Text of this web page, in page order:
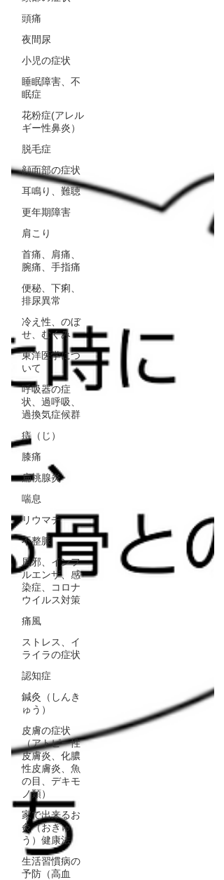
頭痛
夜間尿
小児の症状
睡眠障害、不
眠症
花粉症(アレル
ギー性鼻炎）
脱毛症
顔面部の症状
耳鳴り、難聴
更年期障害
肩こり
首痛、肩痛、
腕痛、手指痛
便秘、下痢、
排尿異常
冷え性、のぼ
せ、むくみ
東洋医学につ
いて
呼吸器の症
状、過呼吸、
過換気症候群
痔（じ）
膝痛
扁桃腺炎
喘息
リウマチ
不整脈
風邪、インフ
ルエンザ、感
染症、コロナ
ウイルス対策
痛風
ストレス、イ
ライラの症状
認知症
鍼灸（しんき
ゅう）
皮膚の症状
（アトピー性
皮膚炎、化膿
性皮膚炎、魚
の目、デキモ
ノ類）
家で出来るお
灸（おきゅ
う）健康法
生活習慣病の
予防（高血